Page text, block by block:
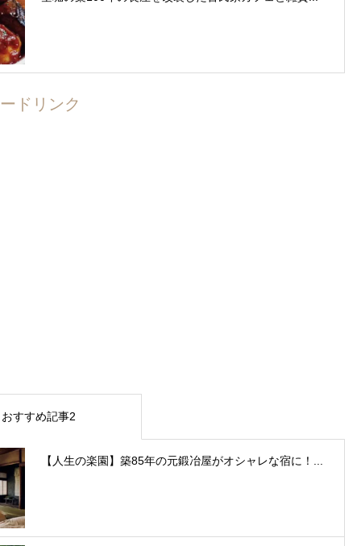
ドリンク
おすすめ記事2
【人生の楽園】築85年の元鍛冶屋がオシャレな宿に！...